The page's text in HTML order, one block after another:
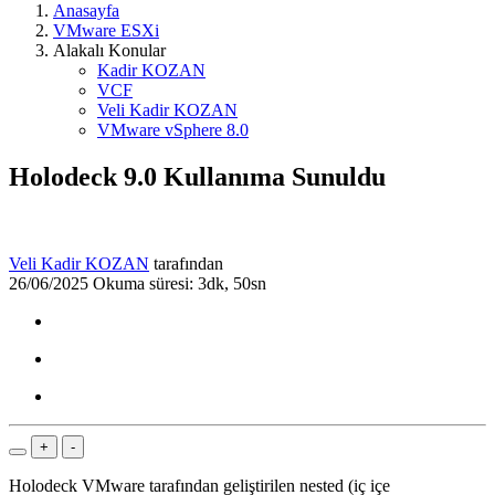
Anasayfa
VMware ESXi
Alakalı Konular
Kadir KOZAN
VCF
Veli Kadir KOZAN
VMware vSphere 8.0
Holodeck 9.0 Kullanıma Sunuldu
Veli Kadir KOZAN tarafından
26/06/2025 Okuma süresi: 3dk, 50sn
+ -
Holodeck VMware tarafından geliştirilen nested (iç içe